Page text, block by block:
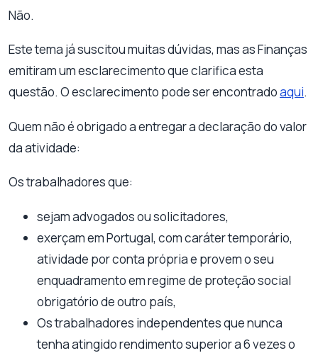
Não.
Este tema já suscitou muitas dúvidas, mas as Finanças
emitiram um esclarecimento que clarifica esta
questão. O esclarecimento pode ser encontradoaqui.
Quem não é obrigado a entregar a declaração do valor
da atividade:
Os trabalhadores que:
sejam advogados ou solicitadores,
exerçam em Portugal, com caráter temporário,
atividade por conta própria e provem o seu
enquadramento em regime de proteção social
obrigatório de outro país,
Os trabalhadores independentes que nunca
tenha atingido rendimento superior a 6 vezes o